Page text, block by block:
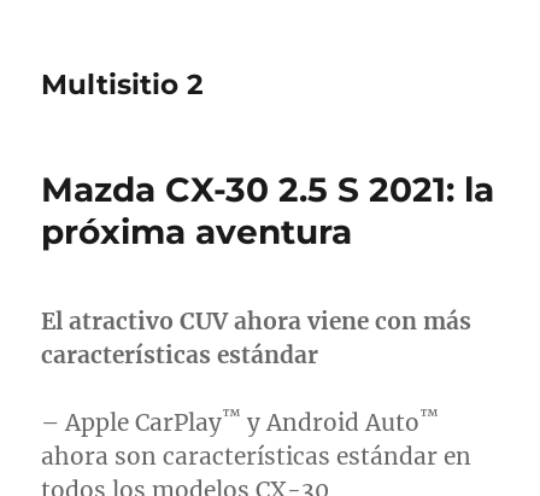
Multisitio 2
Mazda CX-30 2.5 S 2021: la
próxima aventura
El atractivo CUV ahora viene con más
características estándar
– Apple CarPlay™ y Android Auto™
ahora son características estándar en
todos los modelos CX-30